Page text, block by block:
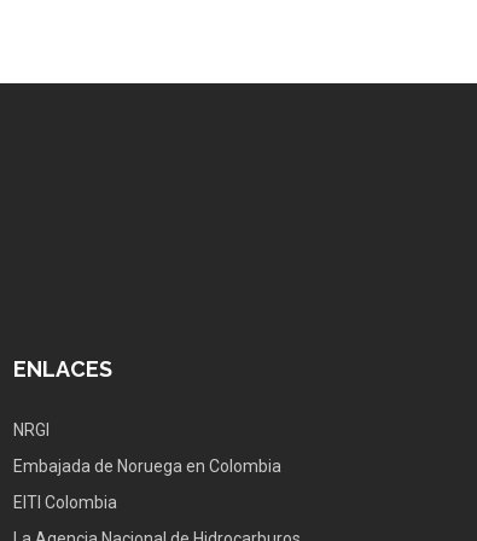
ENLACES
NRGI
Embajada de Noruega en Colombia
EITI Colombia